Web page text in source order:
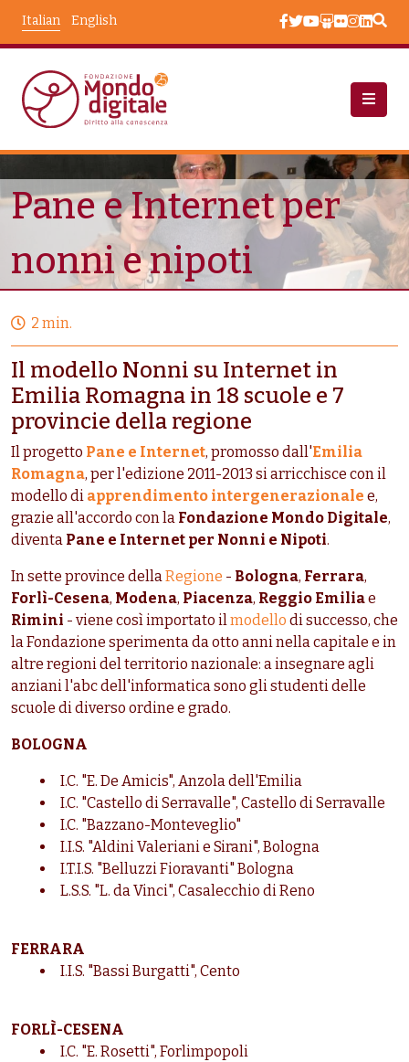
English
Italian
Pane E Internet Per Nonni E Nipoti
Pane e Internet per
nonni e nipoti
2 min.
Il modello Nonni su Internet in
Emilia Romagna in 18 scuole e 7
provincie della regione
Il progetto Pane e Internet, promosso dall'Emilia
Romagna, per l'edizione 2011-2013 si arricchisce con il
modello di apprendimento intergenerazionale e,
grazie all'accordo con la Fondazione Mondo Digitale,
diventa Pane e Internet per Nonni e Nipoti.
In sette province dellaRegione - Bologna, Ferrara,
Forlì-Cesena, Modena, Piacenza, Reggio Emiliae
Rimini - viene così importato ilmodello di successo, che
la Fondazione sperimenta da otto anni nella capitale e in
altre regioni del territorio nazionale: a insegnare agli
anziani l'abc dell'informatica sono gli studenti delle
scuole di diverso ordine e grado.
BOLOGNA
I.C. "E. De Amicis", Anzola dell'Emilia
I.C. "Castello di Serravalle", Castello di Serravalle
I.C. "Bazzano-Monteveglio"
I.I.S. "Aldini Valeriani e Sirani", Bologna
I.T.I.S. "Belluzzi Fioravanti" Bologna
L.S.S. "L. da Vinci", Casalecchio di Reno
FERRARA
I.I.S. "Bassi Burgatti", Cento
FORLÌ-CESENA
I.C. "E. Rosetti", Forlimpopoli